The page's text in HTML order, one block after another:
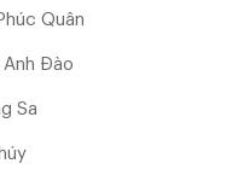
Quân
Anh Đào
Sa